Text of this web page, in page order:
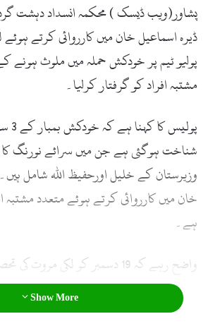
پشاور(ویب ڈیسک ) محکمہ انسداد دہشت
ڈیرہ اسماعیل خان میں کارروائی کرتے
پولیو ٹیم پر خودکش حملہ میں ملوث ہونے
مشتبہ افراد کو گرفتار کرلیا۔
شناخت ہوگئی ہے جن میں سرائے نورنگ کا
وزیرستان کے خلیل اورحفیظ اللہ شامل
خان میں کارروائی کرتے ہوئے متعدد مشتبہ
ہے۔
واضح رہے کہ 19 دسمبر کو لکی
پولیو ٹیم پر خودکش حملہ ہوا تھا تاہم اس
نقصان نہیں ہوا تھا۔
Show More